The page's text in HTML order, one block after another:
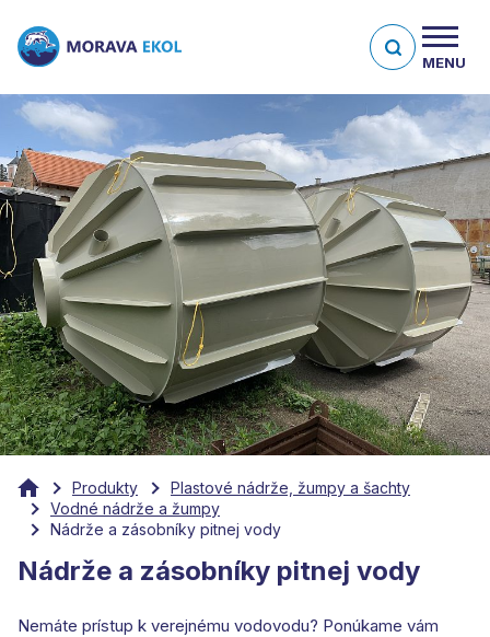
MENU
Produkty
Plastové nádrže, žumpy a šachty
Vodné nádrže a žumpy
Nádrže a zásobníky pitnej vody
Nádrže a zásobníky pitnej vody
Nemáte prístup k verejnému vodovodu? Ponúkame vám